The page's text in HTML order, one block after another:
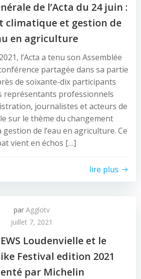
de l’Acta du 24 juin :
climatique et gestion de
en agriculture
l’Acta a tenu son Assemblée
partagée dans sa partie
de soixante-dix participants
représentants professionnels
journalistes et acteurs de
sur le thème du changement
de l’eau en agriculture. Ce
vient en échos […]
lire plus
par Agglotv
juillet 7, 2021
Loudenvielle et le
Festival edition 2021
par Michelin